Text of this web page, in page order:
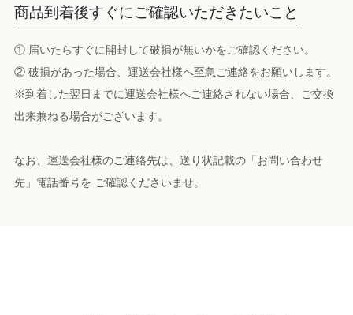
商品到着後すぐにご確認いただきたいこと
① 届いたらすぐに開封して破損が無いかをご確認ください。
② 破損があった場合、運送会社様へ至急ご連絡をお願いします。
※到着した翌日までに運送会社様へご連絡されない場合、ご交換
出来兼ねる場合がございます。
なお、運送会社様のご連絡先は、送り状記載の「お問い合わせ
先」電話番号を ご確認くださいませ。